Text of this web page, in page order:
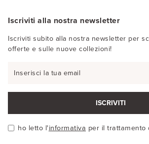
Iscriviti alla nostra newsletter
Iscriviti subito alla nostra newsletter per
offerte e sulle nuove collezioni!
ISCRIVITI
ho letto l'informativa per il trattamento